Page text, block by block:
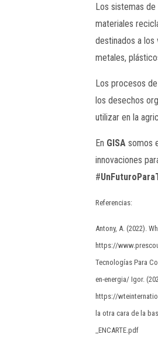
Los sistemas de
materiales
destinados a
metales,
Los procesos
los desechos
utilizar en la
En GISA somos
innovaciones
#
Referencias:
Antony, A. (2022).
https://
Tecnologías Para
en-energia/ Igor.
https://
la otra cara de la
_ENCARTE.pdf